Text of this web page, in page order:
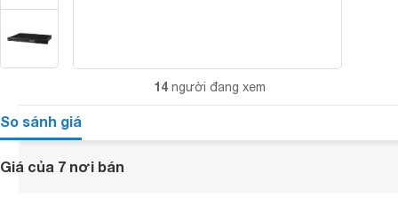
14 người đang xem
So sánh giá
Giá của 7 nơi bán